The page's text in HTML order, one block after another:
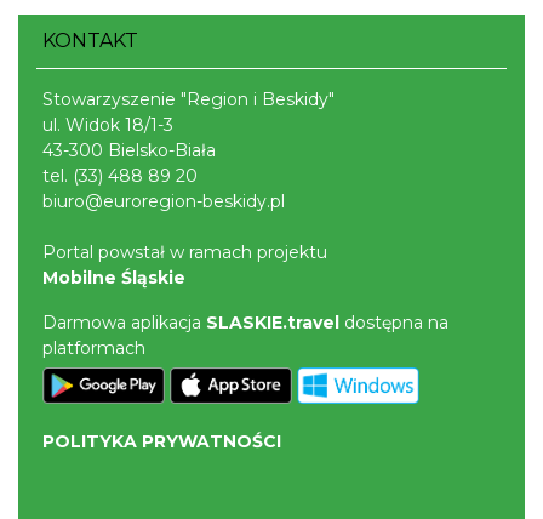
KONTAKT
Stowarzyszenie "Region i Beskidy"
ul. Widok 18/1-3
43-300 Bielsko-Biała
tel. (33) 488 89 20
biuro@euroregion-beskidy.pl
Portal powstał w ramach projektu
Mobilne Śląskie
Darmowa aplikacja SLASKIE.travel dostępna na
platformach
POLITYKA PRYWATNOŚCI